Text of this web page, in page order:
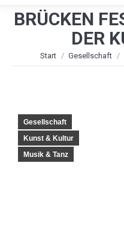
BRÜCKEN
DER
Sie befinden sich
Start Gesellschaft
Gesellschaft
Kunst & Kultur
Musik & Tanz